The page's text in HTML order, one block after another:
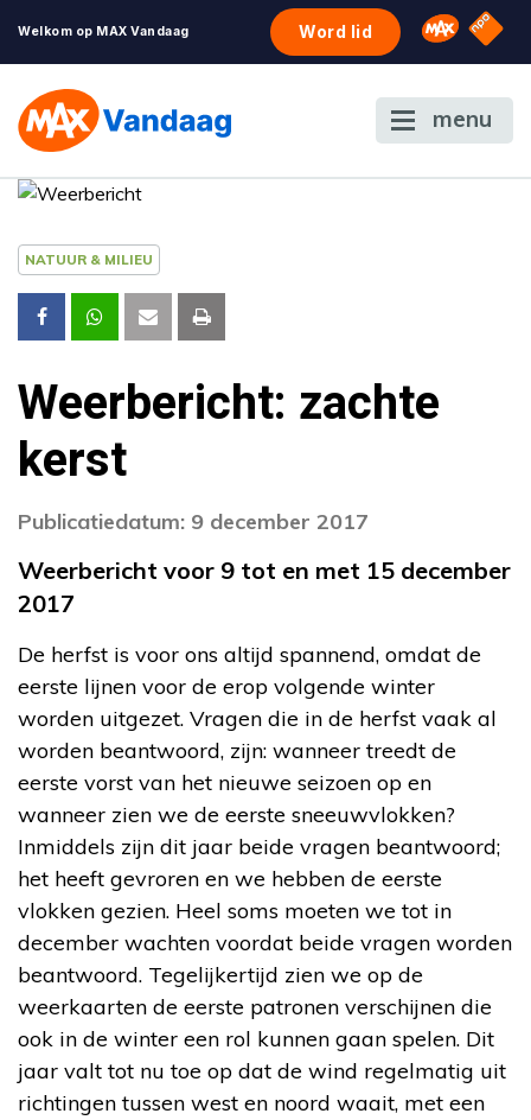
Welkom op MAX Vandaag Word lid Omroep
NPO
menu
NATUUR & MILIEU
Weerbericht: zachte
kerst
Publicatiedatum: 9 december 2017
Weerbericht voor 9 tot en met 15 december
2017
De herfst is voor ons altijd spannend, omdat de
eerste lijnen voor de erop volgende winter
worden uitgezet. Vragen die in de herfst vaak al
worden beantwoord, zijn: wanneer treedt de
eerste vorst van het nieuwe seizoen op en
wanneer zien we de eerste sneeuwvlokken?
Inmiddels zijn dit jaar beide vragen beantwoord;
het heeft gevroren en we hebben de eerste
vlokken gezien. Heel soms moeten we tot in
december wachten voordat beide vragen worden
beantwoord. Tegelijkertijd zien we op de
weerkaarten de eerste patronen verschijnen die
ook in de winter een rol kunnen gaan spelen. Dit
jaar valt tot nu toe op dat de wind regelmatig uit
richtingen tussen west en noord waait, met een